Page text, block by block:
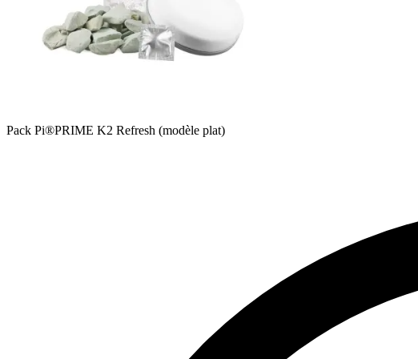
Pack Pi®PRIME K2 Refresh (modèle plat)